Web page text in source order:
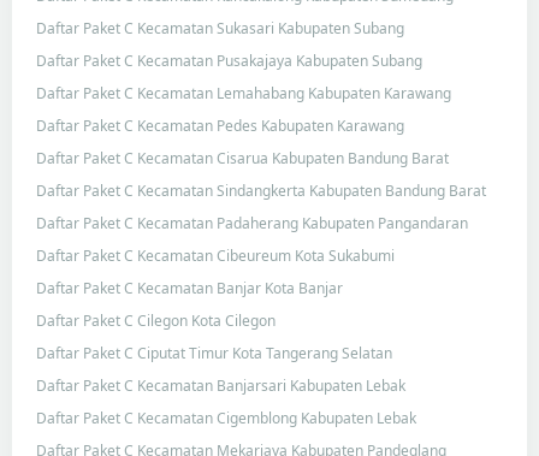
Daftar Paket C Kecamatan Sukasari Kabupaten Subang
Daftar Paket C Kecamatan Pusakajaya Kabupaten Subang
Daftar Paket C Kecamatan Lemahabang Kabupaten Karawang
Daftar Paket C Kecamatan Pedes Kabupaten Karawang
Daftar Paket C Kecamatan Cisarua Kabupaten Bandung Barat
Daftar Paket C Kecamatan Sindangkerta Kabupaten Bandung Barat
Daftar Paket C Kecamatan Padaherang Kabupaten Pangandaran
Daftar Paket C Kecamatan Cibeureum Kota Sukabumi
Daftar Paket C Kecamatan Banjar Kota Banjar
Daftar Paket C Cilegon Kota Cilegon
Daftar Paket C Ciputat Timur Kota Tangerang Selatan
Daftar Paket C Kecamatan Banjarsari Kabupaten Lebak
Daftar Paket C Kecamatan Cigemblong Kabupaten Lebak
Daftar Paket C Kecamatan Mekarjaya Kabupaten Pandeglang